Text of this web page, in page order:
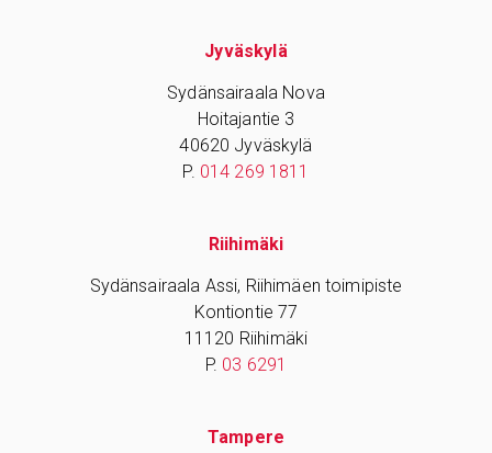
Jyväskylä
Sydänsairaala Nova
Hoitajantie 3
40620 Jyväskylä
P. 014 269 1811
Riihimäki
Sydänsairaala Assi, Riihimäen toimipiste
Kontiontie 77
11120 Riihimäki
P. 03 6291
Tampere